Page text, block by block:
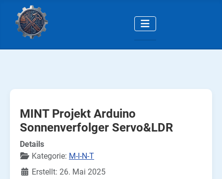
MINT Projekt Arduino
Sonnenverfolger Servo&LDR
Details
Kategorie: M-I-N-T
Erstellt: 26. Mai 2025